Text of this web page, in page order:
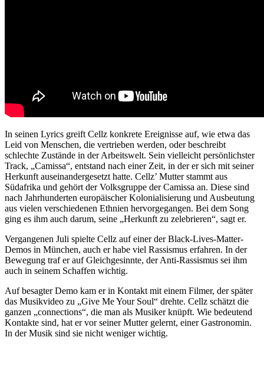
In seinen Lyrics greift Cellz konkrete Ereignisse auf, wie etwa das
Leid von Menschen, die vertrieben werden, oder beschreibt
schlechte Zustände in der Arbeitswelt. Sein vielleicht persönlichster
Track, „Camissa“, entstand nach einer Zeit, in der er sich mit seiner
Herkunft auseinandergesetzt hatte. Cellz’ Mutter stammt aus
Südafrika und gehört der Volksgruppe der Camissa an. Diese sind
nach Jahrhunderten europäischer Kolonialisierung und Ausbeutung
aus vielen verschiedenen Ethnien hervorgegangen. Bei dem Song
ging es ihm auch darum, seine „Herkunft zu zelebrieren“, sagt er.
Vergangenen Juli spielte Cellz auf einer der Black-Lives-Matter-
Demos in München, auch er habe viel Rassismus erfahren. In der
Bewegung traf er auf Gleichgesinnte, der Anti-Rassismus sei ihm
auch in seinem Schaffen wichtig.
Auf besagter Demo kam er in Kontakt mit einem Filmer, der später
das Musikvideo zu „Give Me Your Soul“ drehte. Cellz schätzt die
ganzen „connections“, die man als Musiker knüpft. Wie bedeutend
Kontakte sind, hat er vor seiner Mutter gelernt, einer Gastronomin.
In der Musik sind sie nicht weniger wichtig.